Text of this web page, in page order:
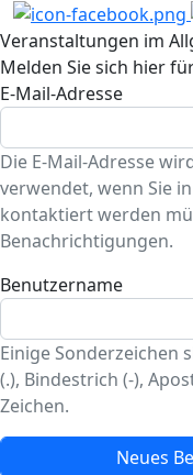
Veranstaltungen im
Melden Sie sich hier
E-Mail-Adresse
Die E-Mail-Adresse
verwendet, wenn Sie
kontaktiert werden
Benachrichtigungen.
Benutzername
Einige Sonderzeichen
(.), Bindestrich (-),
Zeichen.